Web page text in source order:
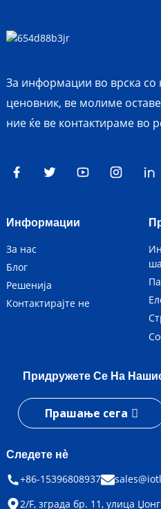
За информации во врска
ценовник, ве молиме
ние ќе ве контактираме во
Информации
За нас
Блог
Решенија
Контактирајте не
Придружете Се На
Прашање сега
Следете нè
+86-15396808937
2/F, зграда бр. 11, улица